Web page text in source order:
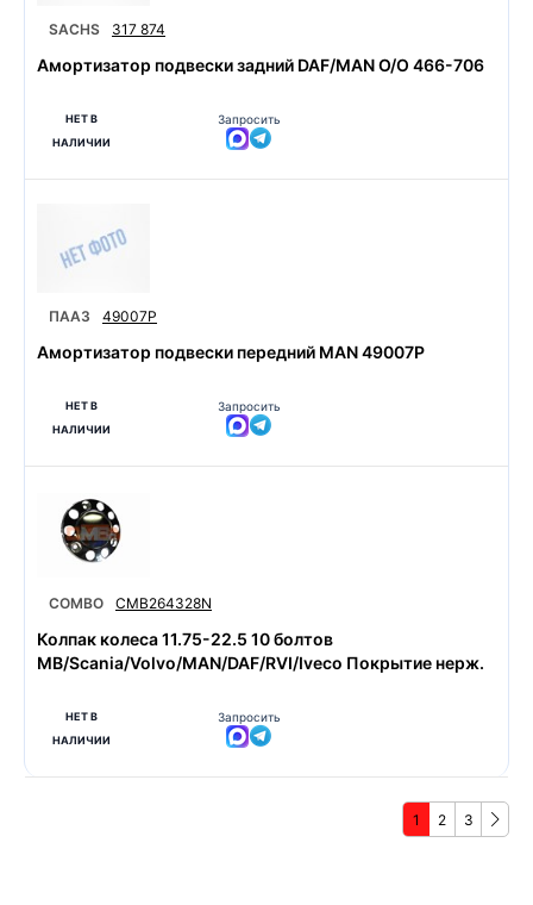
SACHS 317 874
Амортизатор подвески задний DAF/MAN O/O 466-706
НЕТ В
НАЛИЧИИ
Запросить
ПААЗ 49007P
Амортизатор подвески передний MAN 49007P
НЕТ В
НАЛИЧИИ
Запросить
COMBO CMB264328N
Колпак колеса 11.75-22.5 10 болтов
MB/Scania/Volvo/MAN/DAF/RVI/Iveco Покрытие нерж.
НЕТ В
НАЛИЧИИ
Запросить
1 2 3